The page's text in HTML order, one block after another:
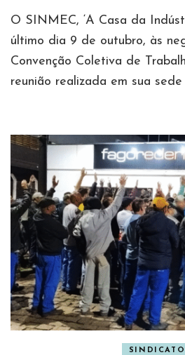
O SINMEC, ‘A Casa da
último dia 9 de outubro, às
Convenção Coletiva de
reunião realizada em sua
SINDICATO